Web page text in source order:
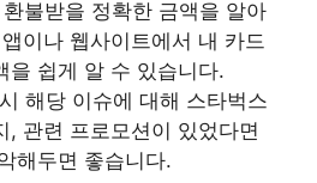
불받을 정확한 금액을 알아
이나 웹사이트에서 내 카드
을 쉽게 알 수 있습니다.
해당 이슈에 대해 스타벅스
, 관련 프로모션이 있었다면
해두면 좋습니다.